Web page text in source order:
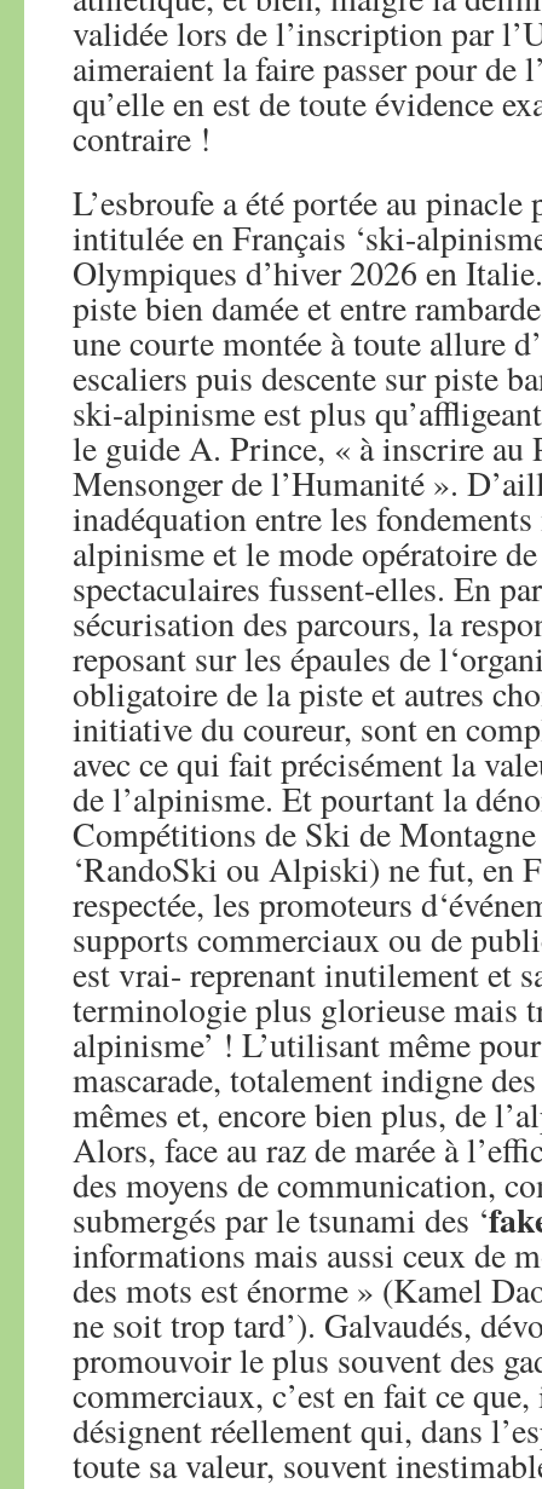
validée lors de l’inscription par
aimeraient la faire passer pour de
qu’elle en est de toute évidence
contraire !
L’esbroufe a été portée au
intitulée en Français ‘ski-
Olympiques d’hiver 2026 en
piste bien damée et entre
une courte montée à toute allure
escaliers puis descente sur piste
ski-alpinisme est plus
le guide A. Prince, « à inscrire au
Mensonger de l’Humanité ».
inadéquation entre les
alpinisme et le mode opératoire
spectaculaires fussent-elles. En
sécurisation des parcours, la
reposant sur les épaules de
obligatoire de la piste et autres
initiative du coureur, sont en
avec ce qui fait précisément la
de l’alpinisme. Et pourtant la
Compétitions de Ski de
‘RandoSki ou Alpiski) ne fut, en
respectée, les promoteurs
supports commerciaux ou de
est vrai- reprenant inutilement et
terminologie plus glorieuse mais
alpinisme’ ! L’utilisant même
mascarade, totalement indigne
mêmes et, encore bien plus, de
Alors, face au raz de marée à
des moyens de communication,
submergés par le tsunami des ‘
informations mais aussi ceux de
des mots est énorme » (Kamel
ne soit trop tard’). Galvaudés,
promouvoir le plus souvent des
commerciaux, c’est en fait ce
désignent réellement qui, dans
toute sa valeur, souvent